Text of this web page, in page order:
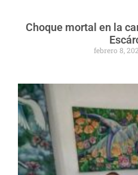
Choque mortal en la
febrero 8,